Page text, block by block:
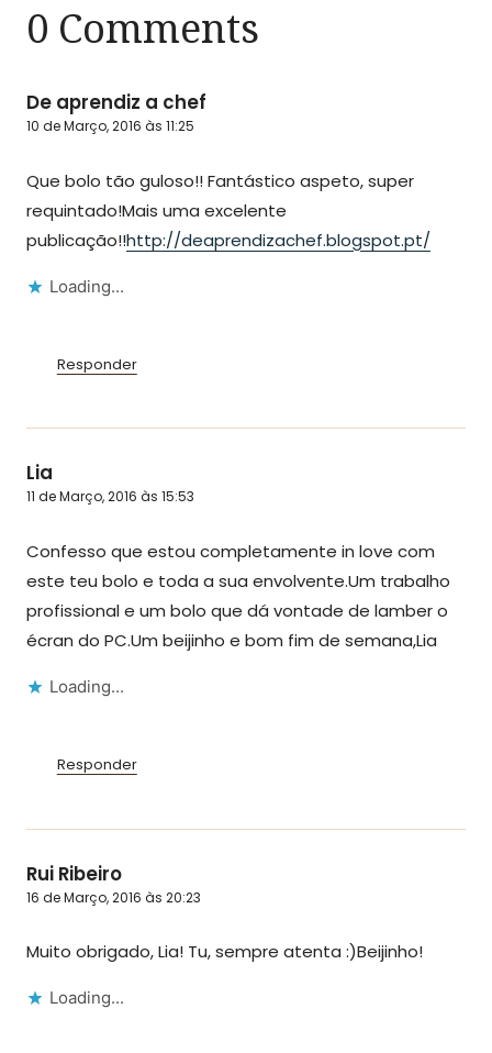
0 Comments
De aprendiz a chef
10 de Março, 2016 às 11:25
Que bolo tão guloso!! Fantástico aspeto, super
requintado!Mais uma excelente
publicação!!http://deaprendizachef.blogspot.pt/
Loading...
Responder
Lia
11 de Março, 2016 às 15:53
Confesso que estou completamente in love com
este teu bolo e toda a sua envolvente.Um trabalho
profissional e um bolo que dá vontade de lamber o
écran do PC.Um beijinho e bom fim de semana,Lia
Loading...
Responder
Rui Ribeiro
16 de Março, 2016 às 20:23
Muito obrigado, Lia! Tu, sempre atenta :)Beijinho!
Loading...